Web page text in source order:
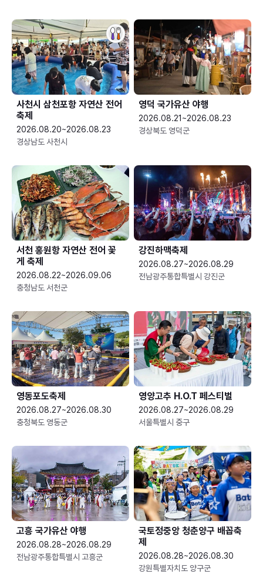
사천시 삼천포항 자연산 전어
축제
2026.08.20~2026.08.23
경상남도 사천시
영덕 국가유산 야행
2026.08.21~2026.08.23
경상북도 영덕군
서천 홍원항 자연산 전어 꽃
게 축제
2026.08.22~2026.09.06
충청남도 서천군
강진하맥축제
2026.08.27~2026.08.29
전남광주통합특별시 강진군
영동포도축제
2026.08.27~2026.08.30
충청북도 영동군
영양고추 H.O.T 페스티벌
2026.08.27~2026.08.29
서울특별시 중구
고흥 국가유산 야행
2026.08.28~2026.08.29
전남광주통합특별시 고흥군
국토정중앙 청춘양구 배꼽축
제
2026.08.28~2026.08.30
강원특별자치도 양구군